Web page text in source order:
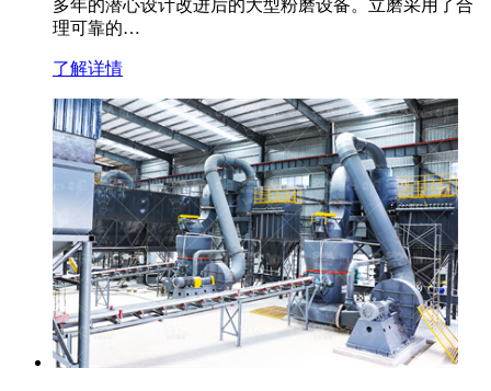
多年的潜心设计改进后的大型粉磨设备。立磨采用了合
理可靠的…
了解详情